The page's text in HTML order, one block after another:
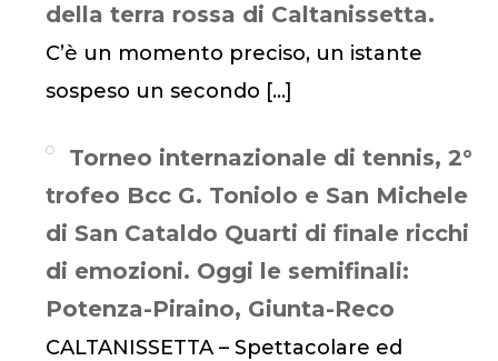
della terra rossa di Caltanissetta.
C’è un momento preciso, un istante
sospeso un secondo […]
Torneo internazionale di tennis, 2°
trofeo Bcc G. Toniolo e San Michele
di San Cataldo Quarti di finale ricchi
di emozioni. Oggi le semifinali:
Potenza-Piraino, Giunta-Reco
CALTANISSETTA – Spettacolare ed